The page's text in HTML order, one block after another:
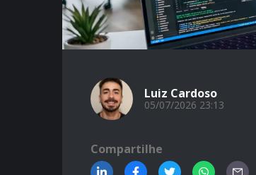
Luiz Cardoso
05/07/2026 23:13
Compartilhe